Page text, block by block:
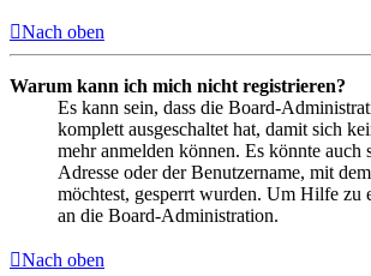
Nach oben
Warum kann ich mich nicht registrieren?
Es kann sein, dass die Board-
komplett ausgeschaltet hat, damit sich
mehr anmelden können. Es könnte auch
Adresse oder der Benutzername, mit
möchtest, gesperrt wurden. Um Hilfe zu
an die Board-Administration.
Nach oben